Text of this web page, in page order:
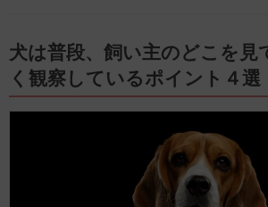
犬は普段、飼い主のどこを見
く観察しているポイント４選